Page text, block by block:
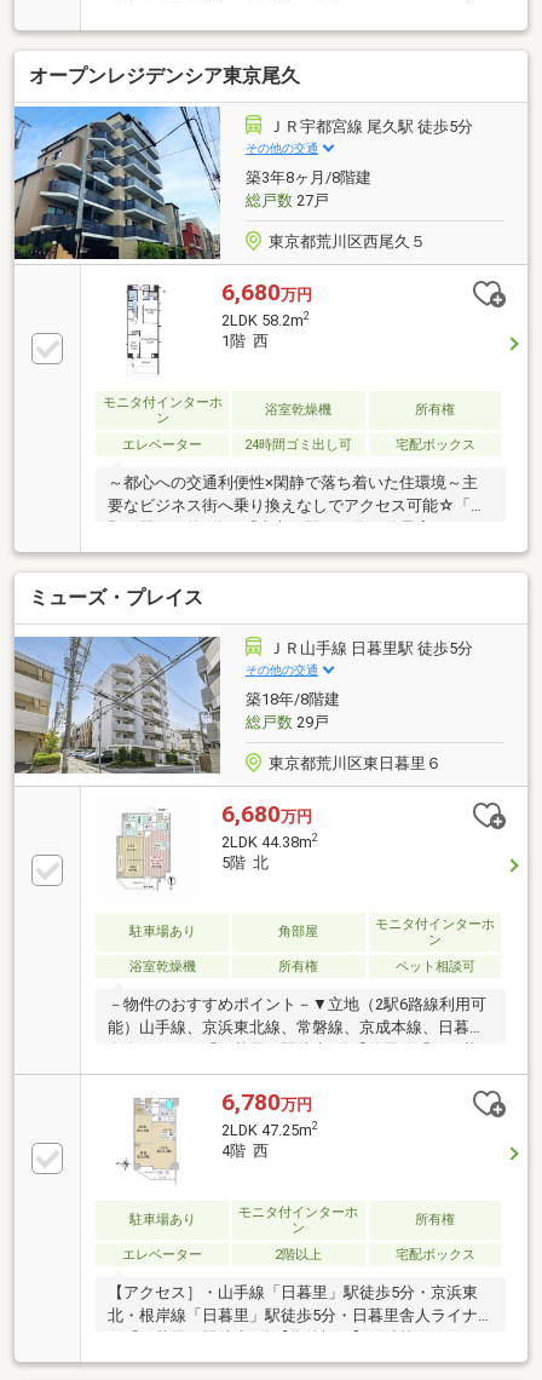
成本線「千住大橋」駅徒歩10分◆ペット2頭まで飼育
可能♪◆新耐震基準！オートロック＆宅配ボックス付
き！◆管理は日本ハウズイングが担当し管理体制良
好！◆12階建て11階部分♪内装設備充実の新規リノベ
ーション物件！！◆「もっと安い住宅ローン」が見つ
かる！ 提携の金融機関は55社以上！◆「勤続期間
が短い」「諸費用まで借りたい」 さまざまな条件下
でのローンご相談ください！◆「即！見学！」＆「車
で送迎」サービス実施
オープンレジデンシア東京尾久
ＪＲ宇都宮線 尾久駅 徒歩5分
その他の交通
築3年8ヶ月/8階建
総戸数27戸
東京都荒川区西尾久５
6,680万円
2LDK 58.2m2
1階 西
モニタ付インターホ
ン
浴室乾燥機 所有権
エレベーター 24時間ゴミ出し可 宅配ボックス
～都心への交通利便性×閑静で落ち着いた住環境～主
要なビジネス街へ乗り換えなしでアクセス可能☆「上
野」駅まで約5分 「東京」駅まで約11分最寄りの
「スーパーバリュー西尾久店」が徒歩2分にあるほ
か、周辺にスーパーやコンビニが複数点在しておりお
買い物に困ることなし♪周辺には小中学校や教育施設
も充実しており、親子で楽しめる「あらかわ遊園」も
徒歩圏内に☆彡▽物件のPOINT▽・全居室収納有・ウ
ォークインクローゼット＆シューズクローク有・15帖
以上の広々LDK・エレベーター有・宅配ロッカー有・
24時間ゴミ出し可・浴室乾燥機有・温水洗浄便座有
ミューズ・プレイス
ＪＲ山手線 日暮里駅 徒歩5分
その他の交通
築18年/8階建
総戸数29戸
東京都荒川区東日暮里６
6,680万円
2LDK 44.38m2
5階 北
駐車場あり 角部屋
モニタ付インターホ
ン
浴室乾燥機
所有権 ペット相談可
－物件のおすすめポイント－▼立地（2駅6路線利用可
能）山手線、京浜東北線、常磐線、京成本線、日暮里
里」駅徒歩10分▼マンションについて・2008年9月
築、8階建5階部分・総戸数29戸、内廊下設計・ペット
飼育可（別途細則有）・防犯面も安心なオートロック
システム採用・24時間ごみ出し可能・不在時に便利な
宅配ボックスあり▼お部屋について・2LDK、44.38平
米・北・東の角住戸、2面採光・約10.3畳のリビングダ
イニングキッチン・1317サイズのユニットバス、セミ
オートバス・廊下部分が少なく、居室面積を効率的に
確保
6,780万円
2LDK 47.25m2
4階 西
駐車場あり
モニタ付インターホ
ン
所有権
エレベーター 2階以上 宅配ボックス
【アクセス］・山手線「日暮里」駅徒歩5分・京浜東
北・根岸線「日暮里」駅徒歩5分・日暮里舎人ライナ
ート造 8階建4階部分・専有面積：47.25㎡（14.29